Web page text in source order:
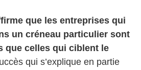
que les entreprises qui
un créneau particulier sont
que celles qui ciblent le
qui s’explique en partie